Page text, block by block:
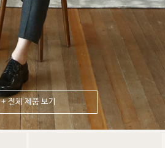
+ 전체 제품 보기